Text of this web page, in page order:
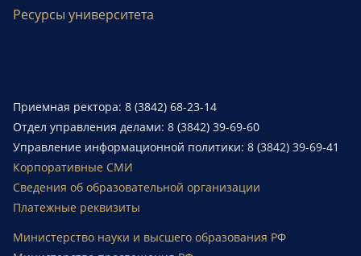
Ресурсы университета
Приемная ректора: 8 (3842) 68-23-14
Отдел управления делами: 8 (3842) 39-69-60
Управление информационной политики: 8 (3842) 39-69-41
Корпоративные СМИ
Сведения об образовательной организации
Платежные реквизиты
Министерство науки и высшего образования РФ